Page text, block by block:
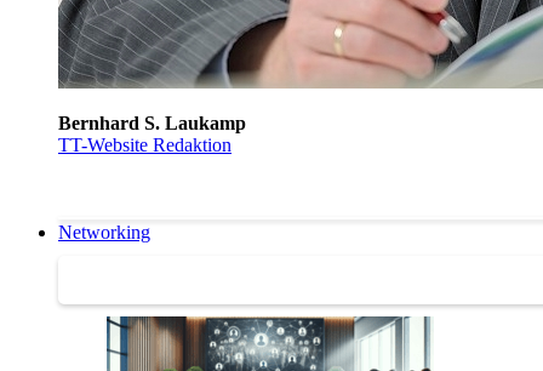
Bernhard S. Laukamp
TT-Website Redaktion
Networking